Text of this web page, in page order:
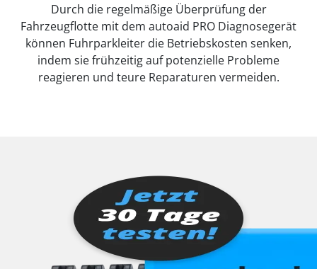
Durch die regelmäßige Überprüfung der
Fahrzeugflotte mit dem autoaid PRO Diagnosegerät
können Fuhrparkleiter die Betriebskosten senken,
indem sie frühzeitig auf potenzielle Probleme
reagieren und teure Reparaturen vermeiden.